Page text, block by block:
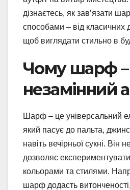
дізнаєтесь, як зав’язати
способами – від класичних
щоб виглядати стильно в
Чому шарф –
незамінний
Шарф – це універсальний
який пасує до пальта,
навіть вечірньої сукні. Він
дозволяє
кольорами та стилями.
шарф додасть